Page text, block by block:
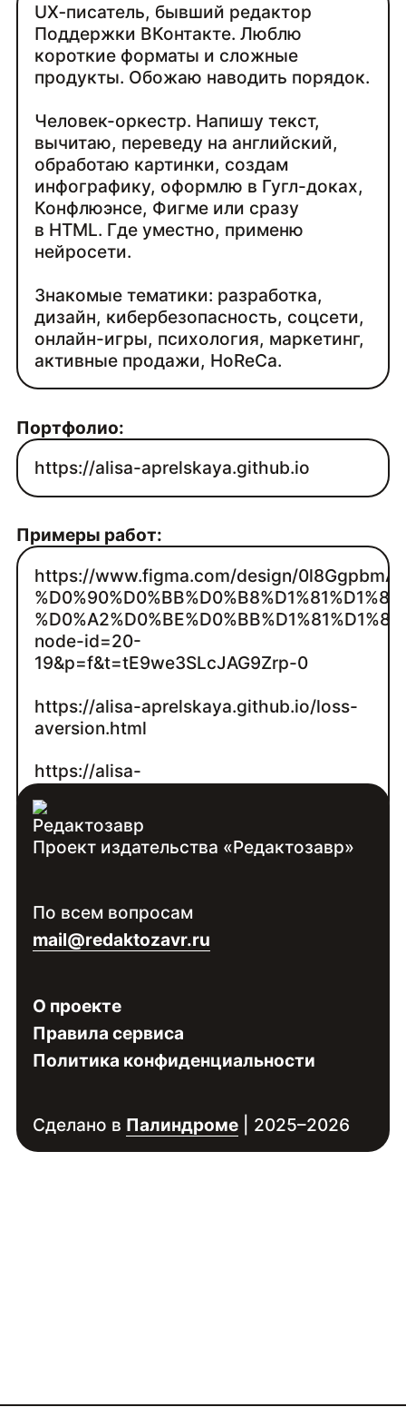
UX‑писатель, бывший редактор
Поддержки ВКонтакте. Люблю
короткие форматы и сложные
продукты. Обожаю наводить порядок.
Человек-оркестр. Напишу текст,
вычитаю, переведу на английский,
обработаю картинки, создам
инфографику, оформлю в Гугл-доках,
Конфлюэнсе, Фигме или сразу
в HTML. Где уместно, применю
нейросети.
Знакомые тематики: разработка,
дизайн, кибербезопасность, соцсети,
онлайн-игры, психология, маркетинг,
активные продажи, HoReCa.
Портфолио:
https://alisa-aprelskaya.github.io
Примеры работ:
https://www.figma.com/design/
node-id=20-
19&p=f&t=tE9we3SLcJAG9Zrp-0
https://alisa-aprelskaya.github.io/loss-
aversion.html
https://alisa-
Контакты:
Войдите
специалиста
Проект издательства «Редактозавр»
По всем вопросам
mail@redaktozavr.ru
О проекте
Правила сервиса
Политика конфиденциальности
Сделано в Палиндроме| 2025–2026